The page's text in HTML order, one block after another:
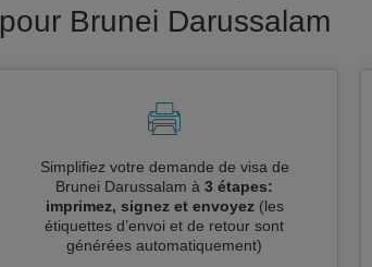
pour Brunei Darussalam
Simplifiez votre demande de visa de
Brunei Darussalam à 3 étapes:
imprimez, signez et envoyez (les
étiquettes d’envoi et de retour sont
générées automatiquement)